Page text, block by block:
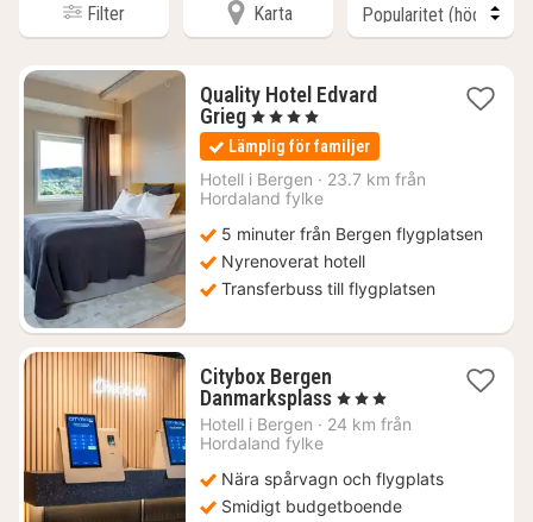
Filter Karta
Quality Hotel Edvard
Grieg1
natt
från
1284
kr.
, 4 Stjärnor
Lämplig för familjer
Hotell i Bergen · 23.7 km från
Hordaland fylke
5 minuter från Bergen flygplatsen
Nyrenoverat hotell
Transferbuss till flygplatsen
Citybox Bergen
Danmarksplass1
natt
kr.
, 3 Stjärnor
Hotell i Bergen · 24 km från
Hordaland fylke
Nära spårvagn och flygplats
Smidigt budgetboende